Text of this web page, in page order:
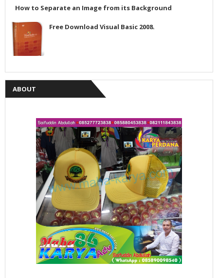
How to Separate an Image from its Background
Free Download Visual Basic 2008.
ABOUT